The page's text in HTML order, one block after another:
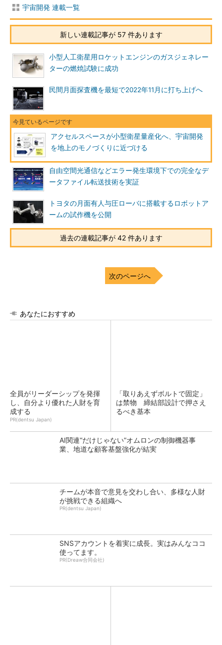
宇宙開発 連載一覧
新しい連載記事が 57 件あります
小型人工衛星用ロケットエンジンのガスジェネレー
ターの燃焼試験に成功
民間月面探査機を最短で2022年11月に打ち上げへ
アクセルスペースが小型衛星量産化へ、宇宙開発
を地上のモノづくりに近づける
自由空間光通信などエラー発生環境下での完全なデ
ータファイル転送技術を実証
トヨタの月面有人与圧ローバに搭載するロボットア
ームの試作機を公開
過去の連載記事が 42 件あります
次のページへ
あなたにおすすめ
全員がリーダーシップを発揮
し、自分より優れた人財を育
成する
PR(dentsu Japan)
「取りあえずボルトで固定」
は禁物 締結部設計で押さえ
るべき基本
AI関連“だけじゃない”オムロンの制御機器事
業、地道な顧客基盤強化が結実
チームが本音で意見を交わし合い、多様な人財
が挑戦できる組織へ
PR(dentsu Japan)
SNSアカウントを着実に成長。実はみんなココ
使ってます。
PR(Dreaw合同会社)